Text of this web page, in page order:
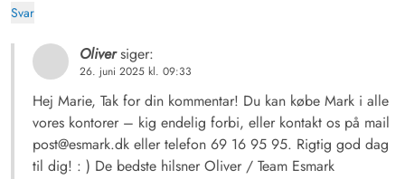
Svar
Oliversiger:
26. juni 2025 kl. 09:33
Hej Marie, Tak for din kommentar! Du kan købe Mark i alle
vores kontorer – kig endelig forbi, eller kontakt os på mail
post@esmark.dk eller telefon 69 16 95 95. Rigtig god dag
til dig! : ) De bedste hilsner Oliver / Team Esmark